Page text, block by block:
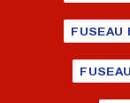
FUSEAU